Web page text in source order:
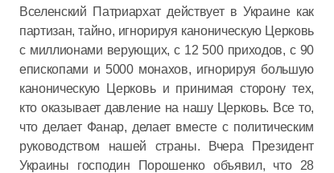
Вселенский Патриархат действует в Украине как
партизан, тайно, игнорируя каноническую Церковь
с миллионами верующих, с 12 500 приходов, с 90
епископами и 5000 монахов, игнорируя большую
каноническую Церковь и принимая сторону тех,
кто оказывает давление на нашу Церковь. Все то,
что делает Фанар, делает вместе с политическим
руководством нашей страны. Вчера Президент
Украины господин Порошенко объявил, что 28